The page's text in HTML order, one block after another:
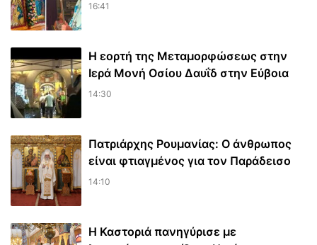
16:41
Η εορτή της Μεταμορφώσεως στην
Ιερά Μονή Οσίου Δαυΐδ στην Εύβοια
14:30
Πατριάρχης Ρουμανίας: Ο άνθρωπος
είναι φτιαγμένος για τον Παράδεισο
14:10
Η Καστοριά πανηγύρισε με